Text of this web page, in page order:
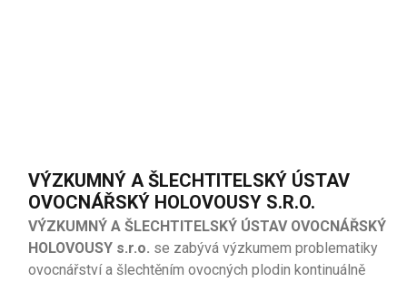
VÝZKUMNÝ A ŠLECHTITELSKÝ ÚSTAV
OVOCNÁŘSKÝ HOLOVOUSY S.R.O.
VÝZKUMNÝ A ŠLECHTITELSKÝ ÚSTAV OVOCNÁŘSKÝ
HOLOVOUSY s.r.o. se zabývá výzkumem problematiky
ovocnářství a šlechtěním ovocných plodin kontinuálně